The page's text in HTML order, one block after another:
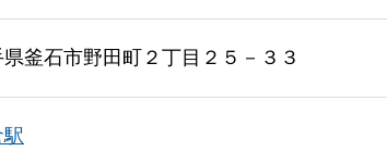
します。葬儀を施行する前に総額費用を
ます。その上で葬儀費用の総額にご納得
釜石市野田町２丁目２５－３３